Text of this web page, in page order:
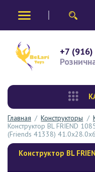
+7
Главная / Конструкторы /
Конструктор BL FRIEND
(Friends 41338)
Конструктор BL